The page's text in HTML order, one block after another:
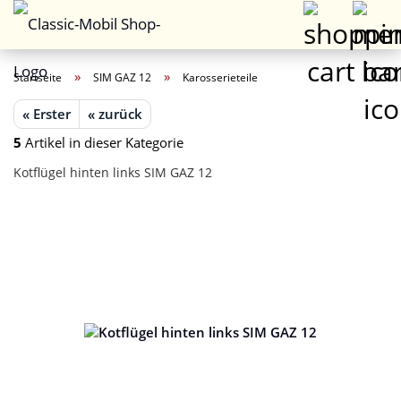
Startseite » SIM GAZ 12 » Karosserieteile
« Erster
« zurück
5 Artikel in dieser Kategorie
Kotflügel hinten links SIM GAZ 12